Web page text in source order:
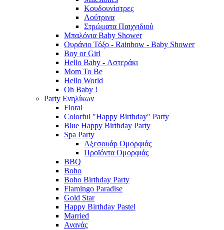
Κουδουνίστρες
Λούτρινα
Στρώματα Παιχνιδιού
Μπαλόνια Baby Shower
Ουράνιο Τόξο - Rainbow - Baby Shower
Boy or Girl
Hello Baby - Αστεράκι
Mom To Be
Hello World
Oh Baby !
Party Ενηλίκων
Floral
Colorful "Happy Birthday" Party
Blue Happy Birthday Party
Spa Party
Αξεσουάρ Ομορφιάς
Προϊόντα Ομορφιάς
BBQ
Boho
Boho Birthday Party
Flamingo Paradise
Gold Star
Happy Birthday Pastel
Married
Ανανάς